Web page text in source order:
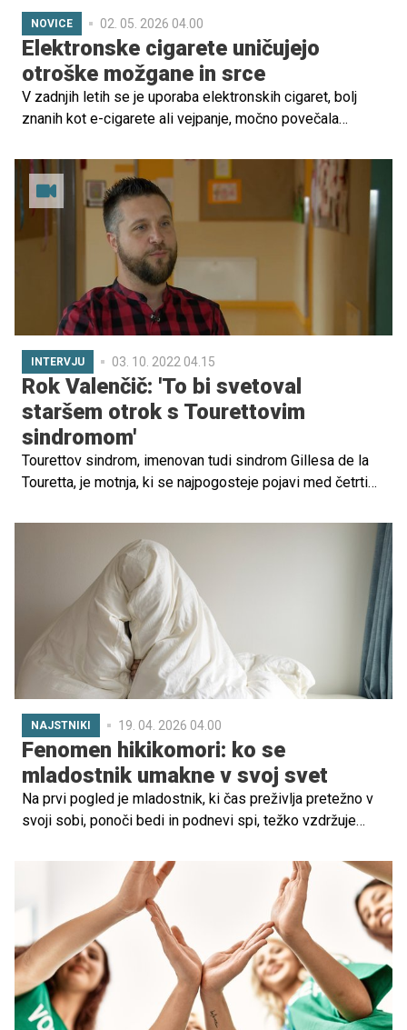
NOVICE 02. 05. 2026 04.00
Elektronske cigarete uničujejo
otroške možgane in srce
V zadnjih letih se je uporaba elektronskih cigaret, bolj
znanih kot e-cigarete ali vejpanje, močno povečala
elektronske cigarete sprva predstavljene kot manj
škodljiva alternativa klasičnim cigaretam, raziskave in
opozorila zdravnikov kažejo, da predstavljajo resno
grožnjo otroškemu in mladostniškemu zdravju.
INTERVJU 03. 10. 2022 04.15
Rok Valenčič: 'To bi svetoval
staršem otrok s Tourettovim
sindromom'
Tourettov sindrom, imenovan tudi sindrom Gillesa de la
Touretta, je motnja, ki se najpogosteje pojavi med četrtim
12 letom. Po definiciji se tiki prvič pojavijo pred 18 letom
starosti. Tourettov sindrom je veliko bolj pogost pri
dečkih kot pri deklicah. O premagovanju sindroma in
strahov, o predsodkih in diskriminaciji, predvsem pa
sprejemanju sebe in izobraževanju okolice, smo se
pogovarjali z Rokom Valenčičem, pobudnikom,
soustanoviteljem in predsednikom nekdanjega Društva
za obolele s Tourettovim sindromom in obsesivno
kompulzivno motnjo.
NAJSTNIKI 19. 04. 2026 04.00
Fenomen hikikomori: ko se
mladostnik umakne v svoj svet
Na prvi pogled je mladostnik, ki čas preživlja pretežno v
svoji sobi, ponoči bedi in podnevi spi, težko vzdržuje
pogovarja, lahko videti kot tipičen najstnik v
problematičnem oz. uporniškem obdobju. A v zadnjih
desetletjih narašča pojav, ki presega običajno vedenje
odraščanja – fenomen hikikomori.